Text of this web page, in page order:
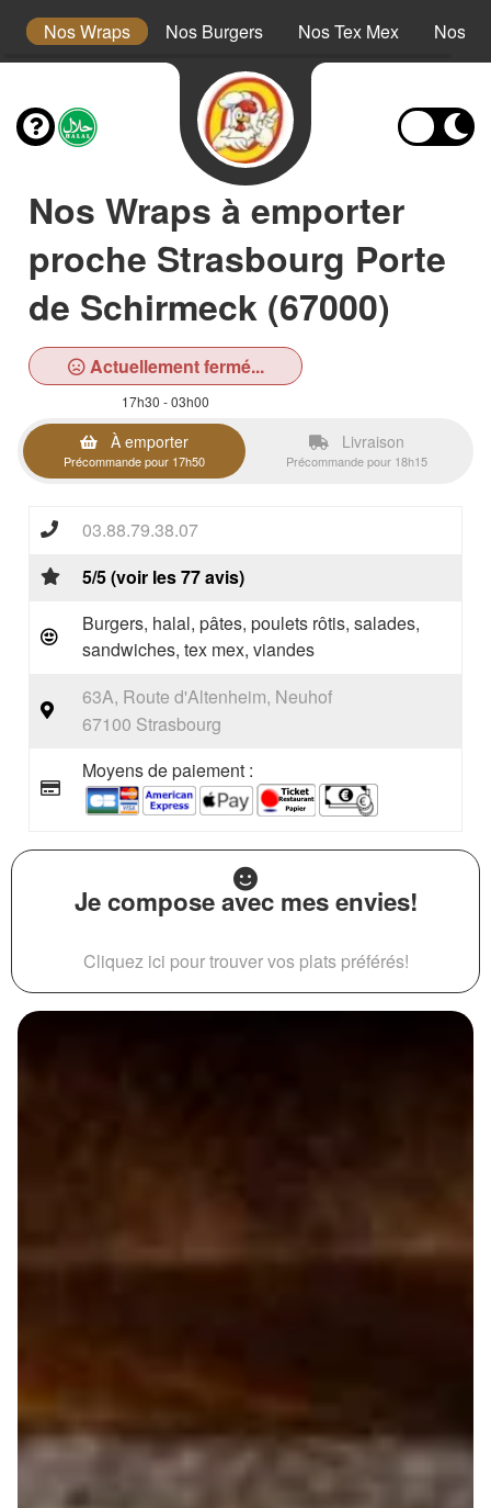
Nos Wraps Nos Burgers Nos Tex Mex Nos
Nos Wraps à emporter
proche Strasbourg Porte
de Schirmeck (67000)
Actuellement fermé...
17h30 - 03h00
À emporter
Précommande pour 17h50
Livraison
Précommande pour 18h15
03.88.79.38.07
5/5 (voir les 77 avis)
Burgers, halal, pâtes, poulets rôtis, salades,
sandwiches, tex mex, viandes
63A, Route d'Altenheim, Neuhof
67100 Strasbourg
Moyens de paiement :
Je compose avec mes envies!
Cliquez ici pour trouver vos plats préférés!